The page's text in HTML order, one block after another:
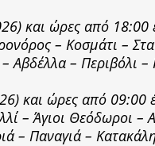
και ώρες από
– Κοσμάτι –
Αβδέλλα – Περιβόλι –
και ώρες από
– Άγιοι Θεόδωροι –
– Παναγιά –